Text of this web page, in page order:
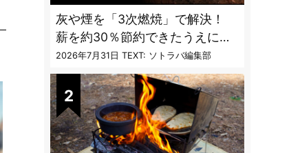
灰や煙を「3次燃焼」で解決！
薪を約30％節約できたうえに炎
も美しくなった焚火台
2026年7月31日 TEXT: ソトラバ編集部